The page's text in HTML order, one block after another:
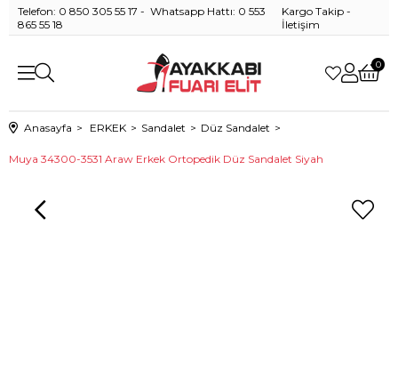
Telefon: 0 850 305 55 17 - Whatsapp Hattı: 0 553
865 55 18
Kargo Takip -
İletişim
0
Anasayfa ERKEK Sandalet Düz Sandalet
Muya 34300-3531 Araw Erkek Ortopedik Düz Sandalet Siyah